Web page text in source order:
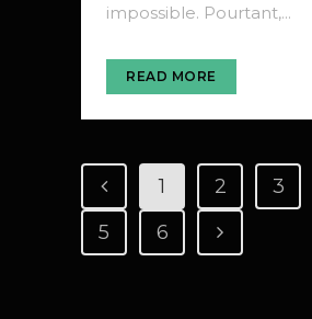
impossible. Pourtant,...
READ MORE
1 2 3
5
6